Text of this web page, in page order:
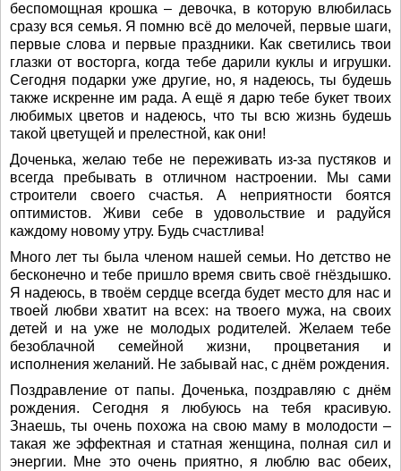
беспомощная крошка – девочка, в которую влюбилась
сразу вся семья. Я помню всё до мелочей, первые шаги,
первые слова и первые праздники. Как светились твои
глазки от восторга, когда тебе дарили куклы и игрушки.
Сегодня подарки уже другие, но, я надеюсь, ты будешь
также искренне им рада. А ещё я дарю тебе букет твоих
любимых цветов и надеюсь, что ты всю жизнь будешь
такой цветущей и прелестной, как они!
Доченька, желаю тебе не переживать из-за пустяков и
всегда пребывать в отличном настроении. Мы сами
строители своего счастья. А неприятности боятся
оптимистов. Живи себе в удовольствие и радуйся
каждому новому утру. Будь счастлива!
Много лет ты была членом нашей семьи. Но детство не
бесконечно и тебе пришло время свить своё гнёздышко.
Я надеюсь, в твоём сердце всегда будет место для нас и
твоей любви хватит на всех: на твоего мужа, на своих
детей и на уже не молодых родителей. Желаем тебе
безоблачной семейной жизни, процветания и
исполнения желаний. Не забывай нас, с днём рождения.
Поздравление от папы. Доченька, поздравляю с днём
рождения. Сегодня я любуюсь на тебя красивую.
Знаешь, ты очень похожа на свою маму в молодости –
такая же эффектная и статная женщина, полная сил и
энергии. Мне это очень приятно, я люблю вас обеих,